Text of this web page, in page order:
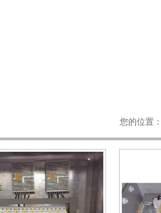
您的位置：